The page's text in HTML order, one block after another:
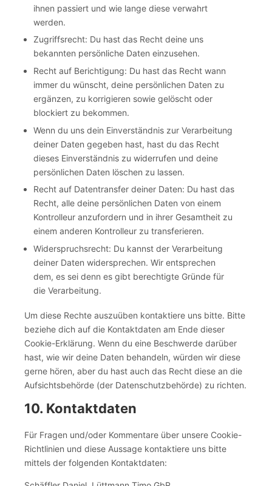
ihnen passiert und wie lange diese verwahrt
werden.
Zugriffsrecht: Du hast das Recht deine uns
bekannten persönliche Daten einzusehen.
Recht auf Berichtigung: Du hast das Recht wann
immer du wünscht, deine persönlichen Daten zu
ergänzen, zu korrigieren sowie gelöscht oder
blockiert zu bekommen.
Wenn du uns dein Einverständnis zur Verarbeitung
deiner Daten gegeben hast, hast du das Recht
dieses Einverständnis zu widerrufen und deine
persönlichen Daten löschen zu lassen.
Recht auf Datentransfer deiner Daten: Du hast das
Recht, alle deine persönlichen Daten von einem
Kontrolleur anzufordern und in ihrer Gesamtheit zu
einem anderen Kontrolleur zu transferieren.
Widerspruchsrecht: Du kannst der Verarbeitung
deiner Daten widersprechen. Wir entsprechen
dem, es sei denn es gibt berechtigte Gründe für
die Verarbeitung.
Um diese Rechte auszuüben kontaktiere uns bitte. Bitte
beziehe dich auf die Kontaktdaten am Ende dieser
Cookie-Erklärung. Wenn du eine Beschwerde darüber
hast, wie wir deine Daten behandeln, würden wir diese
gerne hören, aber du hast auch das Recht diese an die
Aufsichtsbehörde (der Datenschutzbehörde) zu richten.
10. Kontaktdaten
Für Fragen und/oder Kommentare über unsere Cookie-
Richtlinien und diese Aussage kontaktiere uns bitte
mittels der folgenden Kontaktdaten: